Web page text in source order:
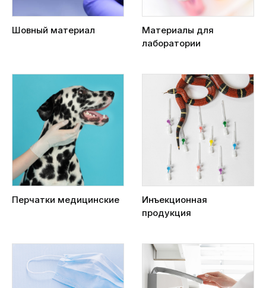
Шовный материал
Материалы для
лаборатории
Перчатки медицинские
Инъекционная
продукция